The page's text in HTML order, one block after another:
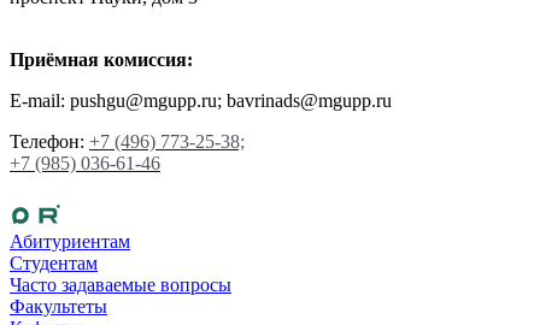
Приёмная комиссия:
E-mail: pushgu@mgupp.ru; bavrinads@mgupp.ru
Телефон: +7 (496) 773-25-38;
+7 (985) 036-61-46
Абитуриентам
Студентам
Часто задаваемые вопросы
Факультеты